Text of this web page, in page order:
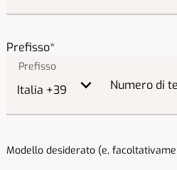
Prefisso
Numero di
Modello desiderato (e,